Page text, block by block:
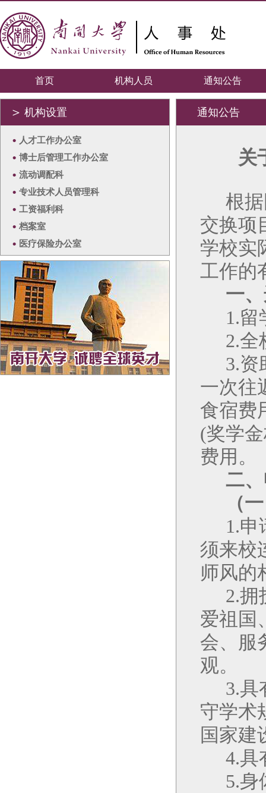
首页 机构人员 通知公告
＞ 机构设置
• 人才工作办公室
• 博士后管理工作办公室
• 流动调配科
• 专业技术人员管理科
• 工资福利科
• 档案室
• 医疗保险办公室
通知公告
关
根
交换项
学校实
工作的
一
1.留
2.全
3.资
一次往
食宿费
(奖学
费用。
二
（一
1.申
须来校
师风的
2.拥
爱祖国
会、服
观。
3.具
守学术
国家建
4.具
5.身